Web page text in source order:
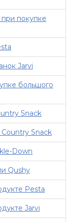
покупке
Jarvi
большого
Snack
Snack
Down
Qushy
Pesta
Jarvi